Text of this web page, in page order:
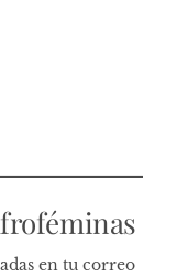
en tu correo